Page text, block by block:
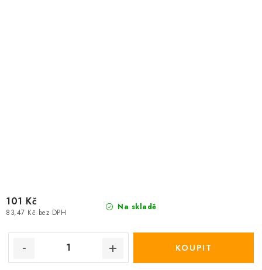
Na skladě
83,47 Kč bez DPH
101 Kč